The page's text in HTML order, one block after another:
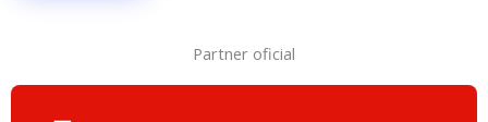
Partner oficial